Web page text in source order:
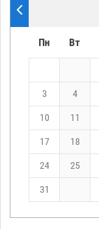
Пн Вт
3 4
10 11
17 18
24 25
31